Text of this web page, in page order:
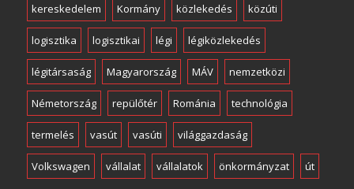
kereskedelem Kormány közlekedés közúti
logisztika logisztikai légi légiközlekedés
légitársaság Magyarország MÁV nemzetközi
Németország repülőtér Románia technológia
termelés vasút vasúti világgazdaság
Volkswagen vállalat vállalatok önkormányzat út